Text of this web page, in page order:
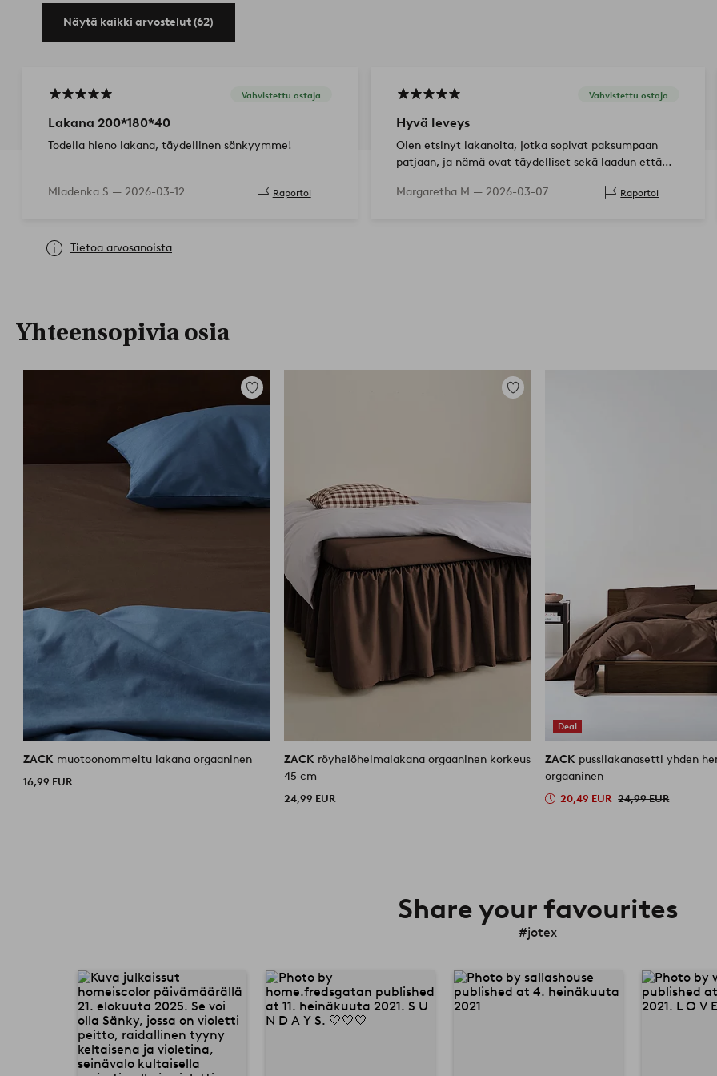
Näytä kaikki arvostelut (62)
Vahvistettu ostaja
Lakana 200*180*40
Todella hieno lakana, täydellinen sänkyymme!
Mladenka S — 2026-03-12 Raportoi
Vahvistettu ostaja
Hyvä leveys
Olen etsinyt lakanoita, jotka sopivat paksumpaan
patjaan, ja nämä ovat täydelliset sekä laadun että
Margaretha M — 2026-03-07 Raportoi
Tietoa arvosanoista
Yhteensopivia osia
Lisää
suosikkeihin
ZACK muotoonommeltu lakana orgaaninen
16,99 EUR
Lisää
ZACK röyhelöhelmalakana orgaaninen korkeus
45 cm
24,99 EUR
Deal
ZACK pussilakanasetti yhden
orgaaninen
20,49 EUR 24,99 EUR
Share your favourites
#jotex